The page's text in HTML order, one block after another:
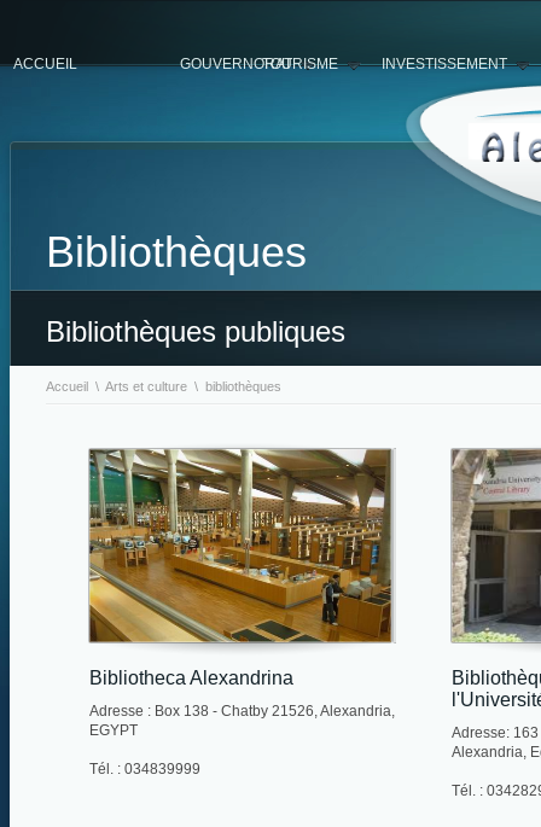
ACCUEIL GOUVERNORATTOURISME INVESTISSEMENT
Bibliothèques
Bibliothèques publiques
Accueil \ Arts et culture \ bibliothèques
Bibliotheca Alexandrina
Adresse : Box 138 - Chatby 21526, Alexandria,
EGYPT
Tél. : 034839999
Adresse:
Alexandria,
Tél. :